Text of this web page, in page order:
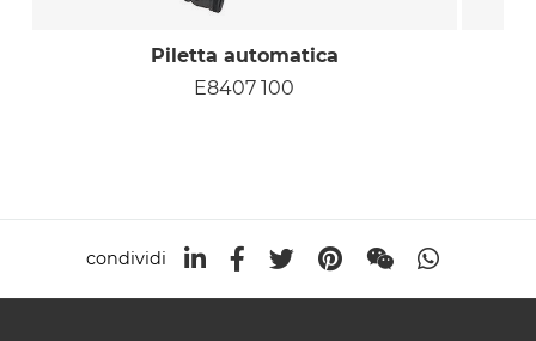
Piletta automatica
E8407 100
condividi